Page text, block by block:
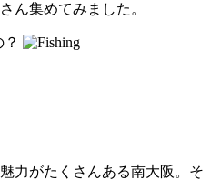
ん集めてみました。
力がたくさんある南大阪。そ